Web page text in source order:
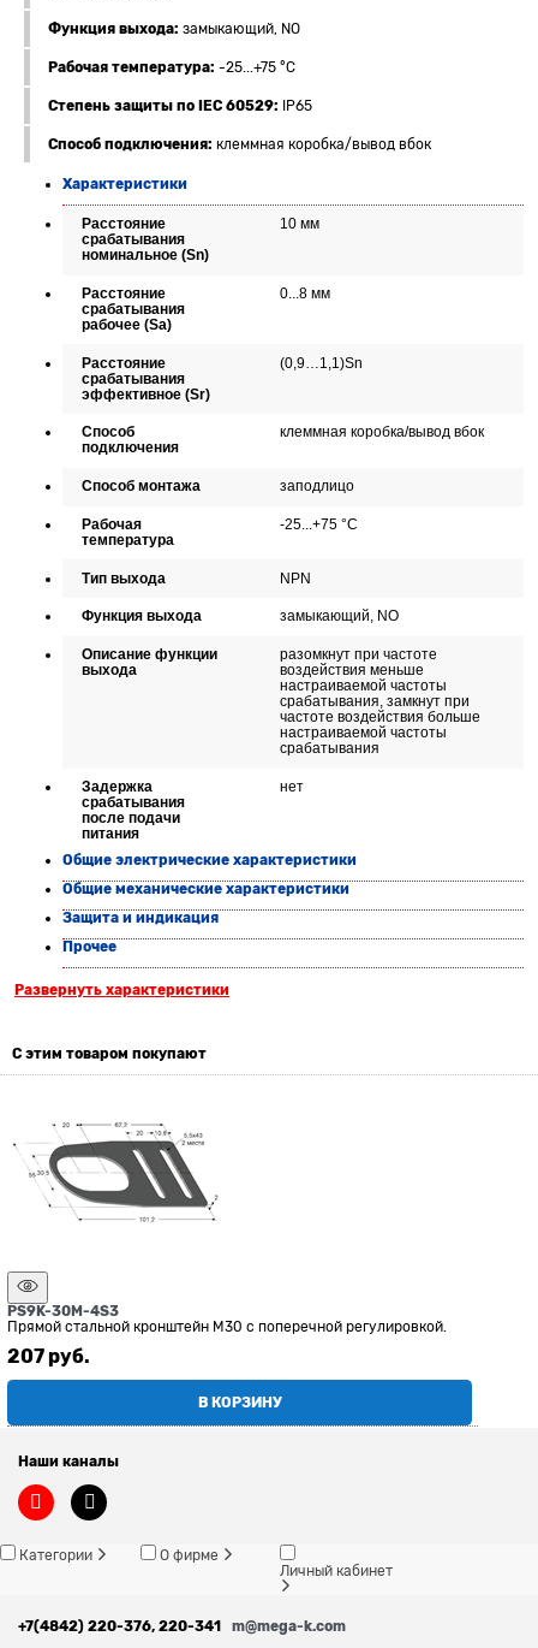
Функция выхода: замыкающий, NO
Рабочая температура: -25...+75 °C
Степень защиты по IEC 60529: IP65
Способ подключения: клеммная коробка/вывод вбок
Характеристики
Расстояние
срабатывания
номинальное (Sn)
10 мм
Расстояние
срабатывания
рабочее (Sa)
0...8 мм
Расстояние
срабатывания
эффективное (Sr)
(0,9…1,1)Sn
Способ
подключения
клеммная коробка/вывод вбок
Способ монтажа заподлицо
Рабочая
температура
-25...+75 °C
Тип выхода NPN
Функция выхода замыкающий, NO
Описание функции
выхода
разомкнут при частоте
воздействия меньше
настраиваемой частоты
срабатывания, замкнут при
частоте воздействия больше
настраиваемой частоты
срабатывания
Задержка
срабатывания
после подачи
питания
нет
Общие электрические характеристики
Общие механические характеристики
Защита и индикация
Прочее
Развернуть характеристики
С этим товаром покупают
PS9K-30M-4S3
Прямой стальной кронштейн М30 с поперечной регулировкой.
207 руб.
В КОРЗИНУ
Наши каналы
Категории
О фирме
Личный кабинет
+7(4842) 220-376, 220-341 m@mega-k.com